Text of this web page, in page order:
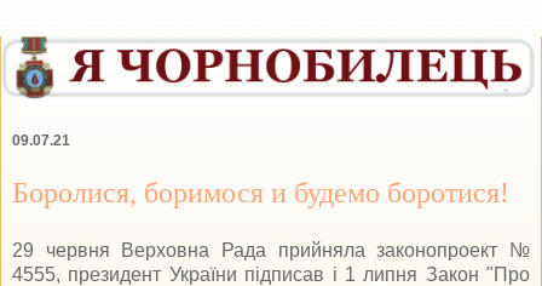
09.07.21
Боролися, боримося и будемо боротися!
29 червня Верховна Рада прийняла законопроект №
4555, президент України підписав і 1 липня Закон "Про